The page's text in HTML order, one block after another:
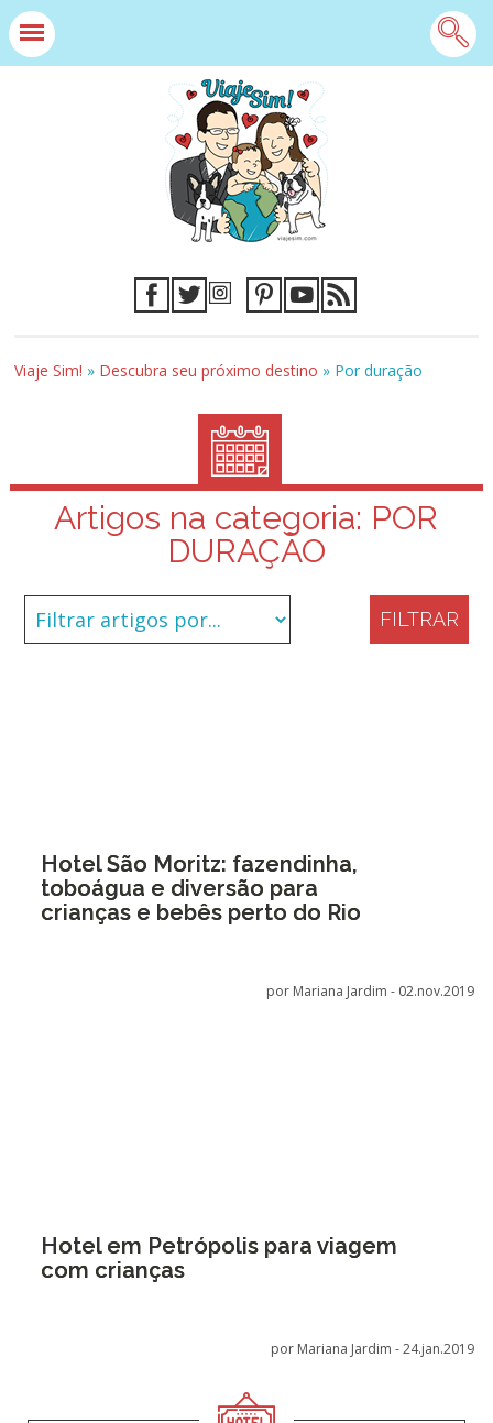
Viaje Sim! » Descubra seu próximo destino » Por duração
Artigos na categoria: POR
DURAÇÃO
FILTRAR
Hotel São Moritz: fazendinha,
toboágua e diversão para
crianças e bebês perto do Rio
por Mariana Jardim - 02.nov.2019
Hotel em Petrópolis para viagem
com crianças
por Mariana Jardim -24.jan.2019